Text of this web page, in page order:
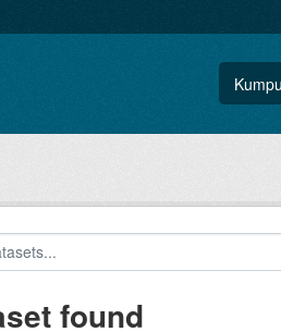
found